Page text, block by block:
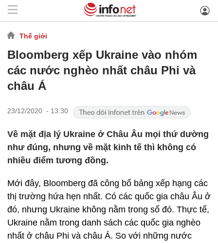
Thế giới
Bloomberg xếp Ukraine vào nhóm
các nước nghèo nhất châu Phi và
châu Á
23/12/2020 - 13:30
Về mặt địa lý Ukraine ở Châu Âu mọi thứ dường
như đúng, nhưng về mặt kinh tế thì không có
nhiều điểm tương đồng.
Mới đây, Bloomberg đã công bố bảng xếp hạng các
thị trường hứa hẹn nhất. Có các quốc gia châu Âu ở
đó, nhưng Ukraine không nằm trong số đó. Thực tế,
Ukraine nằm trong danh sách các quốc gia nghèo
nhất ở châu Phi và châu Á. So với những nước